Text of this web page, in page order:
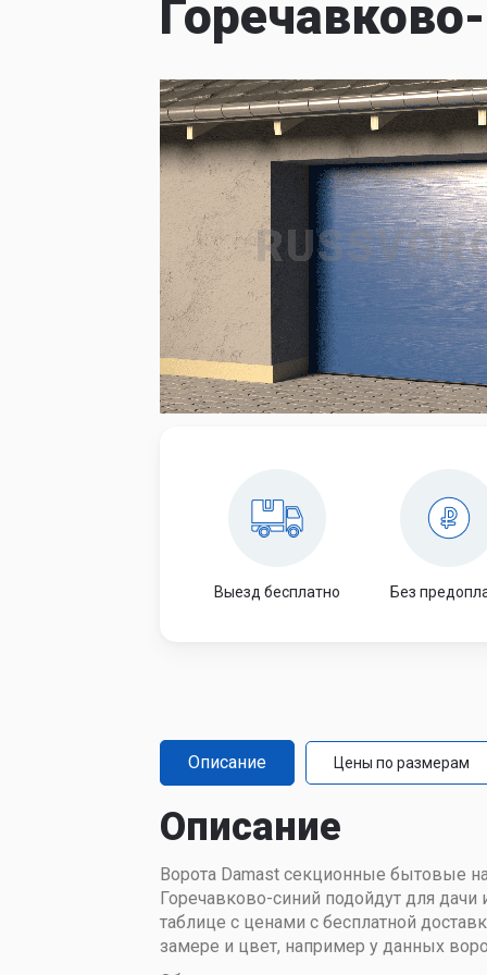
Выезд бесплатно Без
Описание Цены по размерам
Описание
Ворота Damast секционные бытовые
Горечавково-синий подойдут для
таблице с ценами с бесплатной
замере и цвет, например у данных